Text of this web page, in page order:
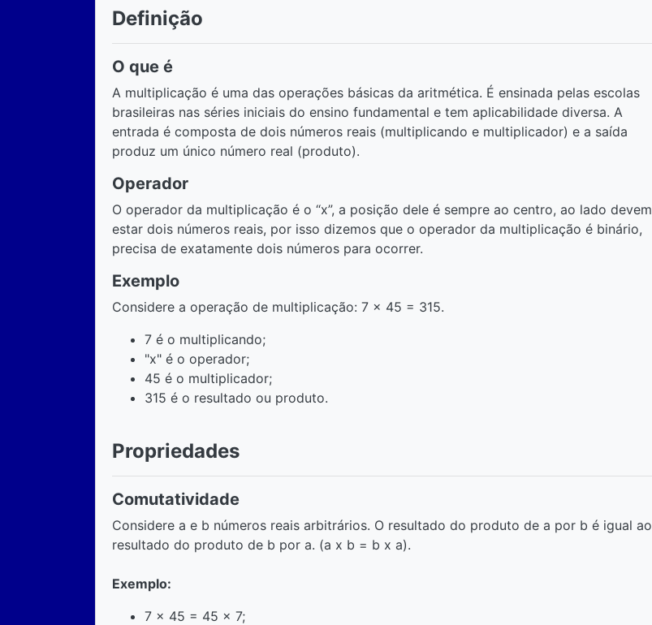
Definição
O que é
A multiplicação é uma das operações básicas da aritmética. É ensinada pelas escolas
brasileiras nas séries iniciais do ensino fundamental e tem aplicabilidade diversa. A
entrada é composta de dois números reais (multiplicando e multiplicador) e a saída
produz um único número real (produto).
Operador
O operador da multiplicação é o “x”, a posição dele é sempre ao centro, ao lado devem
estar dois números reais, por isso dizemos que o operador da multiplicação é binário,
precisa de exatamente dois números para ocorrer.
Exemplo
Considere a operação de multiplicação: 7 x 45 = 315.
7 é o multiplicando;
"x" é o operador;
45 é o multiplicador;
315 é o resultado ou produto.
Propriedades
Comutatividade
Considere a e b números reais arbitrários. O resultado do produto de a por b é igual ao
resultado do produto de b por a. (a x b = b x a).
Exemplo:
7 x 45 = 45 x 7;